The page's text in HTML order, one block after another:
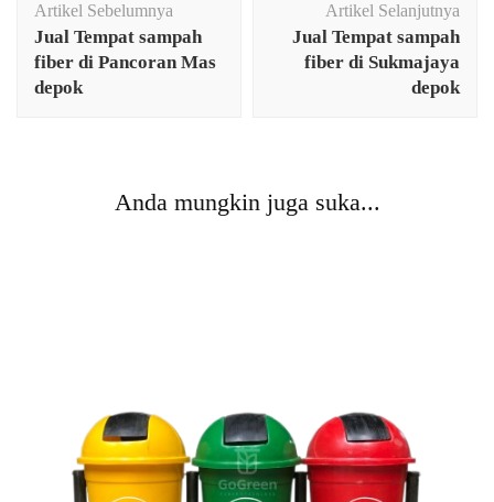
Artikel
Artikel Sebelumnya
Jual Tempat sampah
fiber di Pancoran Mas
depok
Artikel Selanjutnya
Jual Tempat sampah
fiber di Sukmajaya
depok
Anda mungkin juga suka...